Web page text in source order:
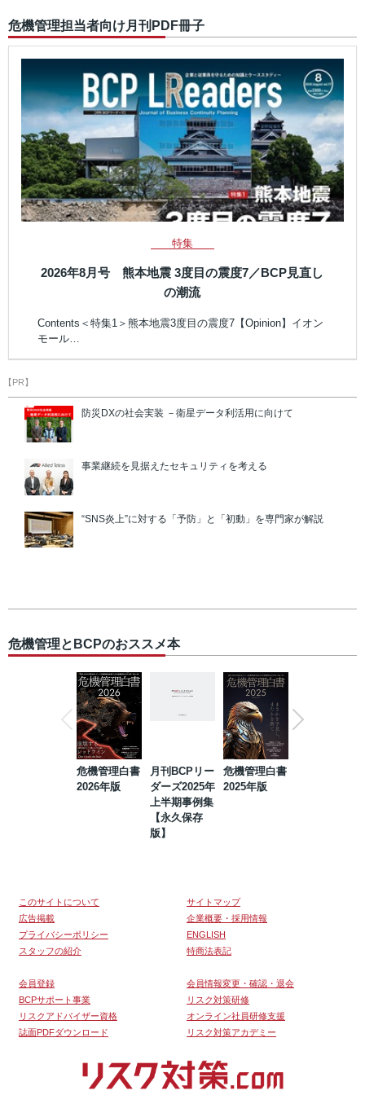
危機管理担当者向け月刊PDF冊子
特集
2026年8月号 熊本地震 3度目の震度7／BCP見直し
の潮流
Contents＜特集1＞熊本地震3度目の震度7【Opinion】イオン
モール…
【PR】
防災DXの社会実装 －衛星データ利活用に向けて
事業継続を見据えたセキュリティを考える
“SNS炎上”に対する「予防」と「初動」を専門家が解説
危機管理とBCPのおススメ本
危機管理白書
2026年版
月刊BCPリー
ダーズ2025年
上半期事例集
【永久保存
版】
危機管理白書
2025年版
このサイトについて
サイトマップ
広告掲載
企業概要・採用情報
プライバシーポリシー
ENGLISH
スタッフの紹介
特商法表記
会員登録
会員情報変更・確認・退会
BCPサポート事業
リスク対策研修
リスクアドバイザー資格
オンライン社員研修支援
誌面PDFダウンロード
リスク対策アカデミー